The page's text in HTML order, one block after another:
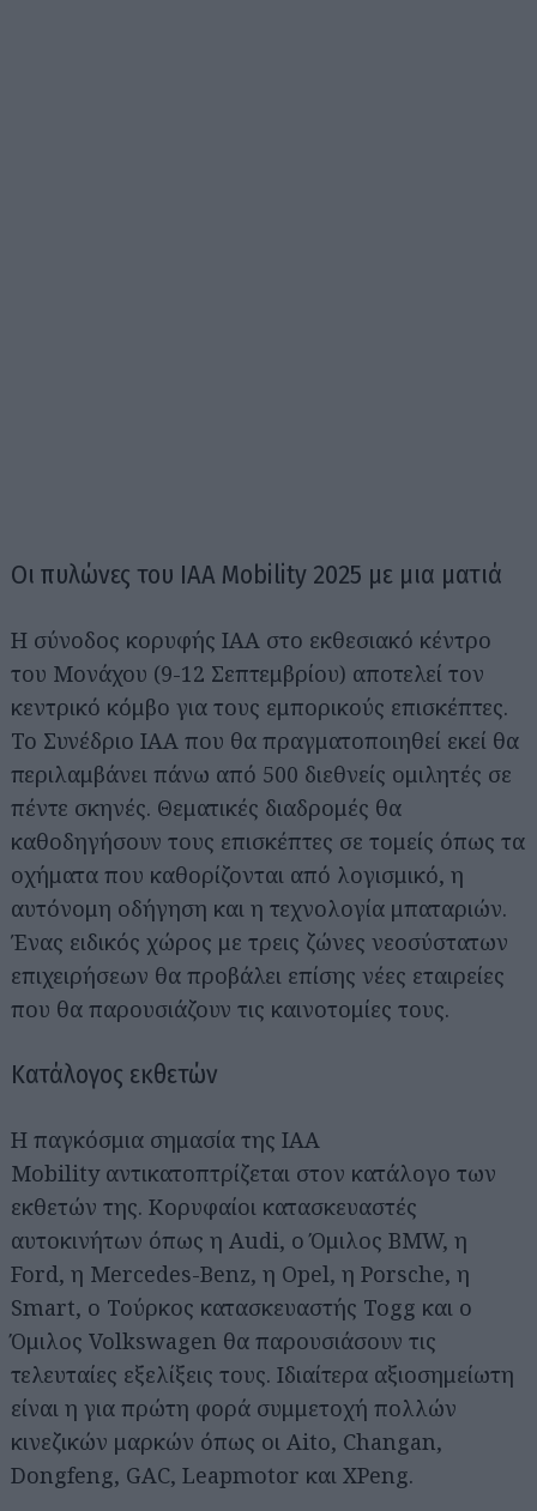
Οι πυλώνες του IAA Mobility 2025 με μια ματιά
Η σύνοδος κορυφής IAA στο εκθεσιακό κέντρο
του Μονάχου (9-12 Σεπτεμβρίου) αποτελεί τον
κεντρικό κόμβο για τους εμπορικούς επισκέπτες.
Το Συνέδριο IAA που θα πραγματοποιηθεί εκεί θα
περιλαμβάνει πάνω από 500 διεθνείς ομιλητές σε
πέντε σκηνές. Θεματικές διαδρομές θα
καθοδηγήσουν τους επισκέπτες σε τομείς όπως τα
οχήματα που καθορίζονται από λογισμικό, η
αυτόνομη οδήγηση και η τεχνολογία μπαταριών.
Ένας ειδικός χώρος με τρεις ζώνες νεοσύστατων
επιχειρήσεων θα προβάλει επίσης νέες εταιρείες
που θα παρουσιάζουν τις καινοτομίες τους.
Κατάλογος εκθετών
Η παγκόσμια σημασία της IAA
Mobility αντικατοπτρίζεται στον κατάλογο των
εκθετών της. Κορυφαίοι κατασκευαστές
αυτοκινήτων όπως η Audi, ο Όμιλος BMW, η
Ford, η Mercedes-Benz, η Opel, η Porsche, η
Smart, ο Τούρκος κατασκευαστής Togg και ο
Όμιλος Volkswagen θα παρουσιάσουν τις
τελευταίες εξελίξεις τους. Ιδιαίτερα αξιοσημείωτη
είναι η για πρώτη φορά συμμετοχή πολλών
κινεζικών μαρκών όπως οι Aito, Changan,
Dongfeng, GAC, Leapmotor και XPeng.